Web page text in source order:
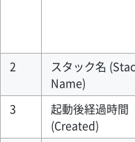
2
スタック名
Name)
3
起動後経過時間
(Created)